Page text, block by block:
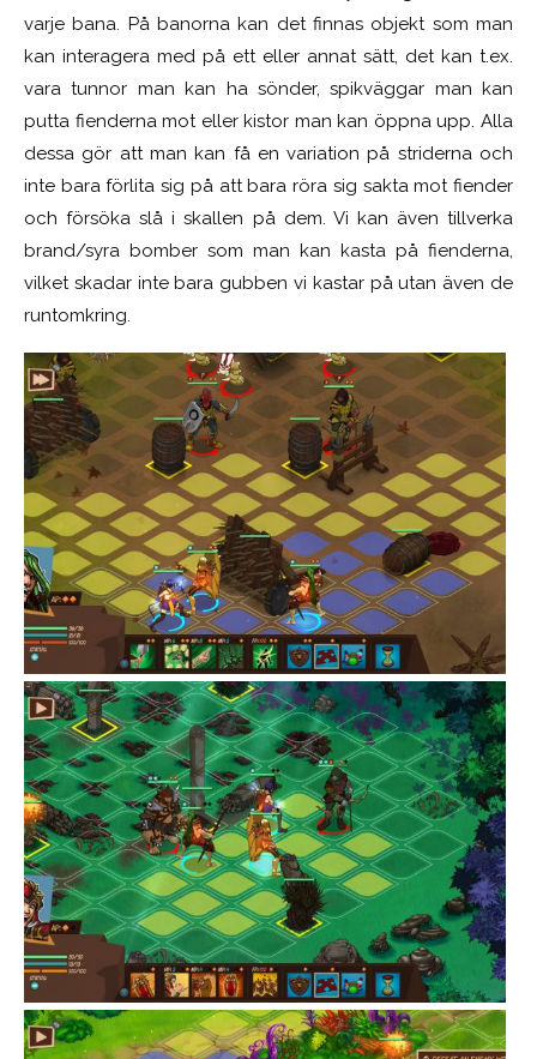
varje bana. På banorna kan det finnas objekt som man
kan interagera med på ett eller annat sätt, det kan t.ex.
vara tunnor man kan ha sönder, spikväggar man kan
putta fienderna mot eller kistor man kan öppna upp. Alla
dessa gör att man kan få en variation på striderna och
inte bara förlita sig på att bara röra sig sakta mot fiender
och försöka slå i skallen på dem. Vi kan även tillverka
brand/syra bomber som man kan kasta på fienderna,
vilket skadar inte bara gubben vi kastar på utan även de
runtomkring.